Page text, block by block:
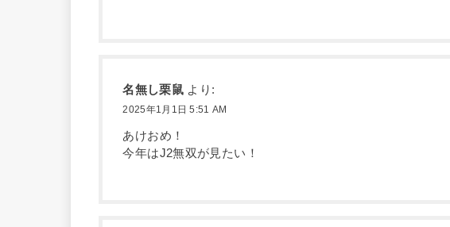
名無し栗鼠 より:
2025年1月1日 5:51 AM
あけおめ！
今年はJ2無双が見たい！